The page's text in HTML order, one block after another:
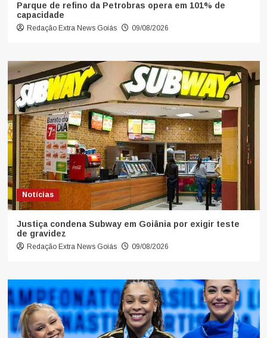
Parque de refino da Petrobras opera em 101% de
capacidade
Redação Extra News Goiás 09/08/2026
Notícias
Justiça condena Subway em Goiânia por exigir teste
de gravidez
Redação Extra News Goiás 09/08/2026